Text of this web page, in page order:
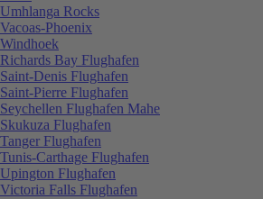
Umhlanga Rocks
Vacoas-Phoenix
Windhoek
Richards Bay Flughafen
Saint-Denis Flughafen
Saint-Pierre Flughafen
Seychellen Flughafen Mahe
Skukuza Flughafen
Tanger Flughafen
Tunis-Carthage Flughafen
Upington Flughafen
Victoria Falls Flughafen